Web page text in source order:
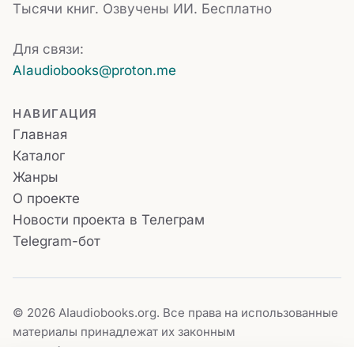
Тысячи книг. Озвучены ИИ. Бесплатно
Для связи:
AIaudiobooks@proton.me
НАВИГАЦИЯ
Главная
Каталог
Жанры
О проекте
Новости проекта в Телеграм
Telegram-бот
© 2026 AIaudiobooks.org. Все права на использованные
материалы принадлежат их законным